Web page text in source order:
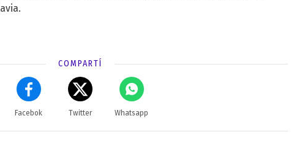
COMPARTÍ
Facebok Twitter Whatsapp